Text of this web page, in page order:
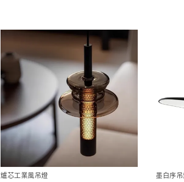
爐芯工業風吊燈
墨白序